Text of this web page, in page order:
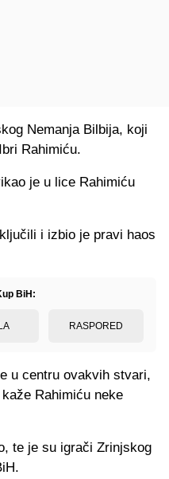
Nemanja Bilbija, koji
Rahimiću.
je u lice Rahimiću
i izbio je pravi haos
BiH:
RASPORED
u centru ovakvih stvari,
Rahimiću neke
te je su igrači Zrinjskog